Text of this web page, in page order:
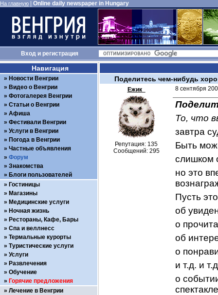
На главную Online daily newspaper in Hungary
Входи регистрация
Поделитесь чем-нибудь
Ежик_
Репутация: 135
Сообщений: 295
8 сентября
То, что
завтра
Быть
слишком
но это
Пусть
об
о
об
о
и т.д. и
о
Навигация
Новости Венгрии
Видео о Венгрии
Фотогалерея Венгрии
Статьи о Венгрии
Афиша
Фестивали Венгрии
Услуги в Венгрии
Погода в Венгрии
Частные объявления
Форум
Знакомства
Блоги пользователей
Гостиницы
Магазины
Медицинские услуги
Ночная жизнь
Рестораны, Кафе, Бары
Спа и веллнесс
Термальные курорты
Туристические услуги
Услуги
Развлечения
Обучение
Горячие предложения
Лечение в Венгрии